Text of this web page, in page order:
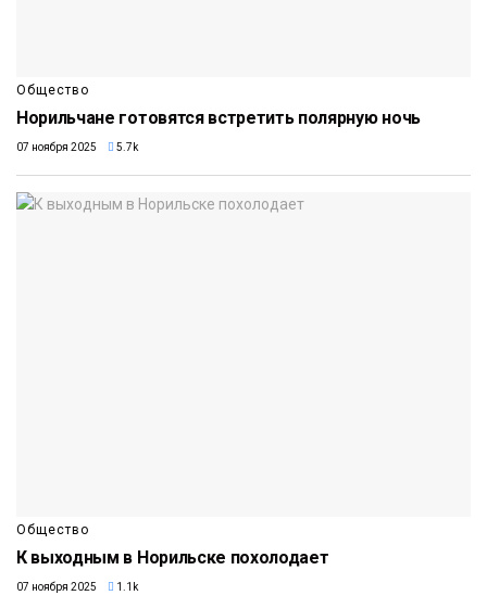
Общество
Норильчане готовятся встретить полярную ночь
07 ноября 2025 5.7k
Общество
К выходным в Норильске похолодает
07 ноября 2025 1.1k